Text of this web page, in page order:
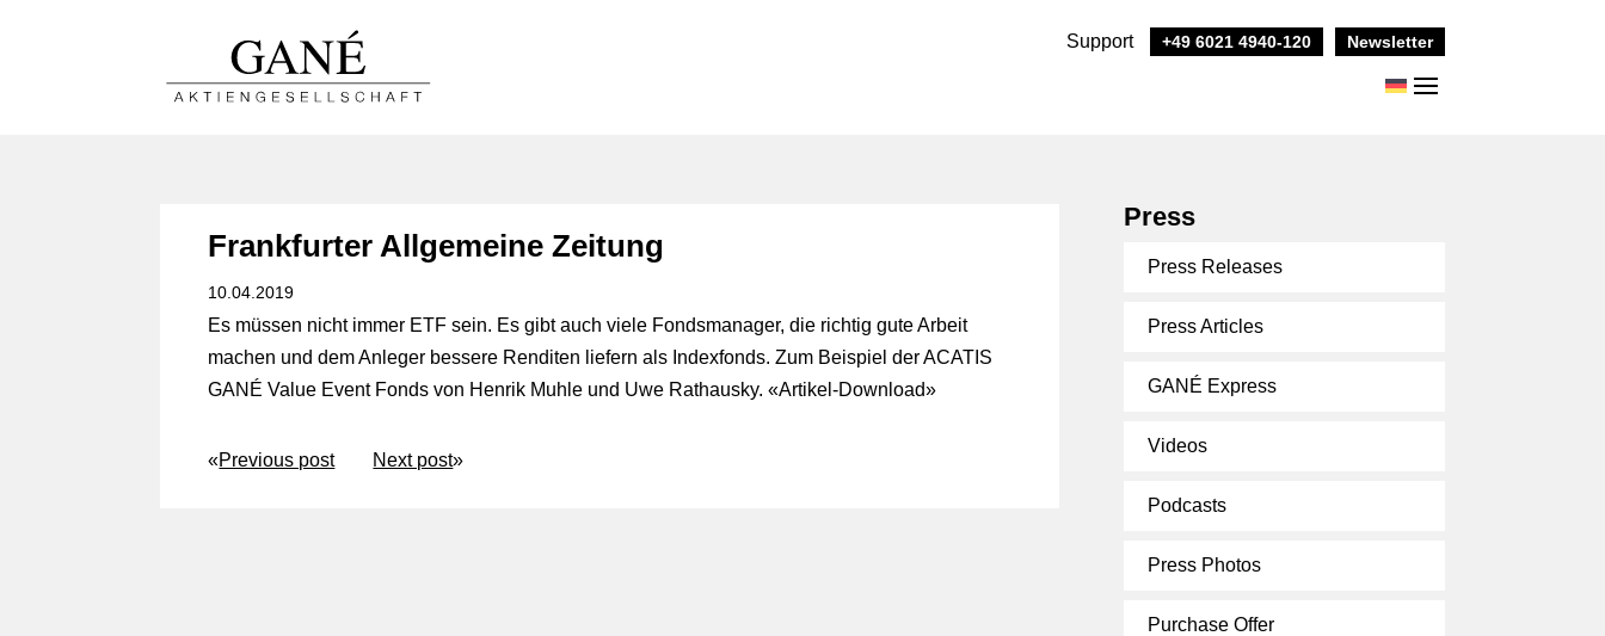
Newsletter
Support +49 6021 4940-120
Frankfurter Allgemeine Zeitung
10.04.2019
Es müssen nicht immer ETF sein. Es gibt auch viele Fondsmanager, die richtig gute Arbeit
machen und dem Anleger bessere Renditen liefern als Indexfonds. Zum Beispiel der ACATIS
GANÉ Value Event Fonds von Henrik Muhle und Uwe Rathausky. «Artikel-Download»
«Previous post Next post»
Press
Press Releases
Press Articles
GANÉ Express
Videos
Podcasts
Press Photos
Purchase Offer